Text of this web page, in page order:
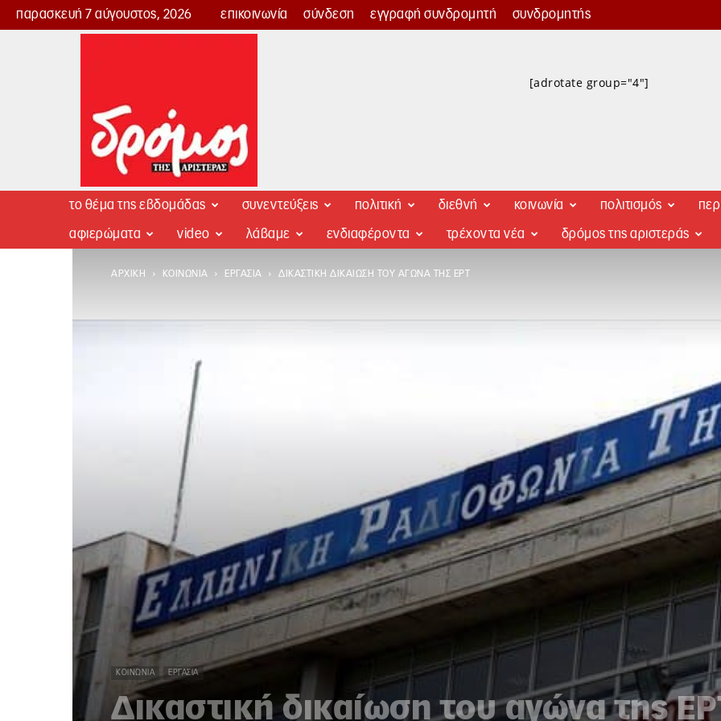
παρασκευή 7 αύγουστος, 2026 επικοινωνία σύνδεση εγγραφή συνδρομητή συνδρομητής
Δρόμος
[adrotate group="4"]
το θέμα της εβδομάδας συνεντεύξεις πολιτική διεθνή κοινωνία πολιτισμός
αφιερώματα video λάβαμε ενδιαφέροντα τρέχοντα νέα δρόμος της αριστεράς
ΑΡΧΙΚΉ ΚΟΙΝΩΝΊΑ ΕΡΓΑΣΊΑ ΔΙΚΑΣΤΙΚΉ ΔΙΚΑΊΩΣΗ ΤΟΥ ΑΓΏΝΑ ΤΗΣ ΕΡΤ
ΚΟΙΝΩΝΊΑ ΕΡΓΑΣΊΑ
Δικαστική δικαίωση του αγώνα της